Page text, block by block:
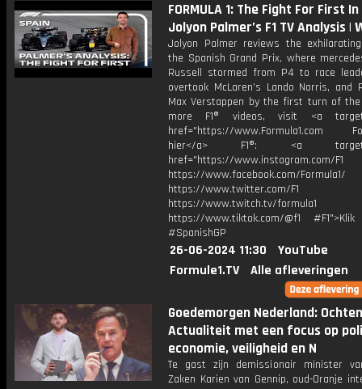
FORMULA 1: The Fight For First
Jolyon Palmer’s F1 TV Analysis |
Jolyon Palmer reviews the
the Spanish Grand Prix, where
Russell stormed from P4 to race
overtook McLaren’s Lando Norris, and
Max Verstappen by the first turn of the
more F1® videos, visit <a
href="https://www.Formula1.com
hier</a> F1®: <a
href="https://www.instagram.com/F1
https://www.facebook.com/Formula1/
https://www.twitter.com/F1
https://www.twitch.tv/formula1
https://www.tiktok.com/@f1
#SpanishGP
26-06-2024 11:30
YouTube
Formule1.TV
Alle afleveringen
Goedemorgen Nederland:
Actualiteit met een focus op
economie, veiligheid en N
Te gast zijn demissionair minister
Zaken Karien van Gennip, oud-Oranje